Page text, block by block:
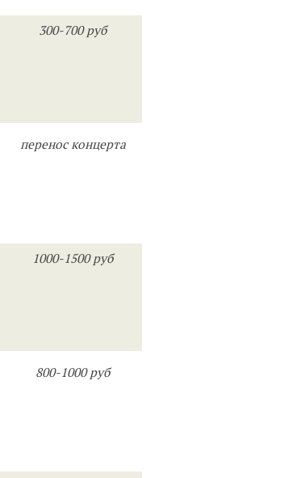
300-700 руб
перенос концерта
1000-1500 руб
800-1000 руб